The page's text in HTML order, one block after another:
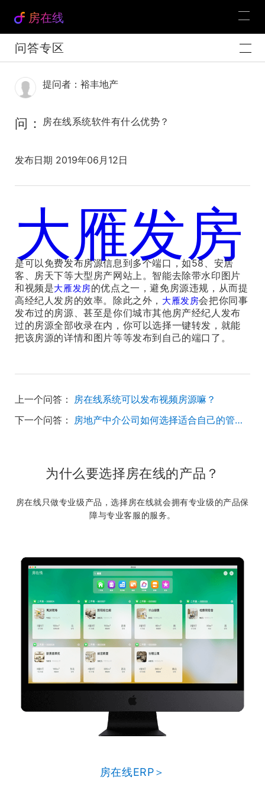
房在线
问答专区
提问者：裕丰地产
问： 房在线系统软件有什么优势？
发布日期 2019年06月12日
官方解答：
大雁发房
是可以免费发布房源信息到多个端口，如58、安居
客、房天下等大型房产网站上。智能去除带水印图片
和视频是大雁发房的优点之一，避免房源违规，从而提
高经纪人发房的效率。除此之外， 大雁发房会把你同事
发布过的房源、甚至是你们城市其他房产经纪人发布
过的房源全部收录在内，你可以选择一键转发，就能
把该房源的详情和图片等等发布到自己的端口了。
上一个问答： 房在线系统可以发布视频房源嘛？
下一个问答：
房地产中介公司如何选择适合自己的管理软件？
为什么要选择房在线的产品？
房在线只做专业级产品，选择房在线就会拥有专业级的产品保
障与专业客服的服务。
房在线ERP＞